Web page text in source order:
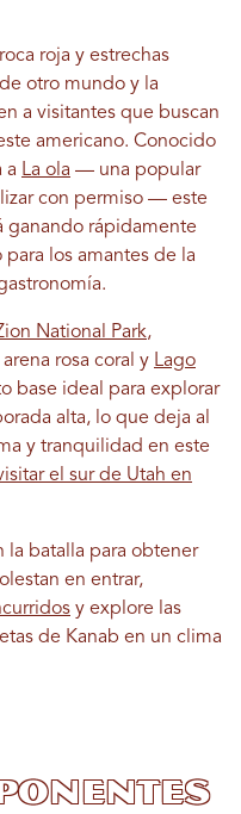
roja y estrechas
otro mundo y la
a visitantes que buscan
americano. Conocido
a La ola — una popular
con permiso — este
ganando rápidamente
los amantes de la
National Park,
rosa coral y Lago
base ideal para explorar
alta, lo que deja al
y tranquilidad en este
el sur de Utah en
la batalla para obtener
en entrar,
y explore las
de Kanab en un clima